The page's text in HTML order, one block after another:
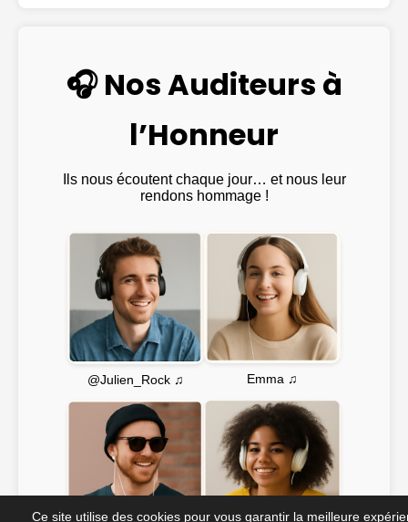
🎧 Nos Auditeurs à
l’Honneur
Ils nous écoutent chaque jour… et nous leur
rendons hommage !
@Julien_Rock ♫ Emma ♫
Ce site utilise des cookies pour vous garantir la meilleure